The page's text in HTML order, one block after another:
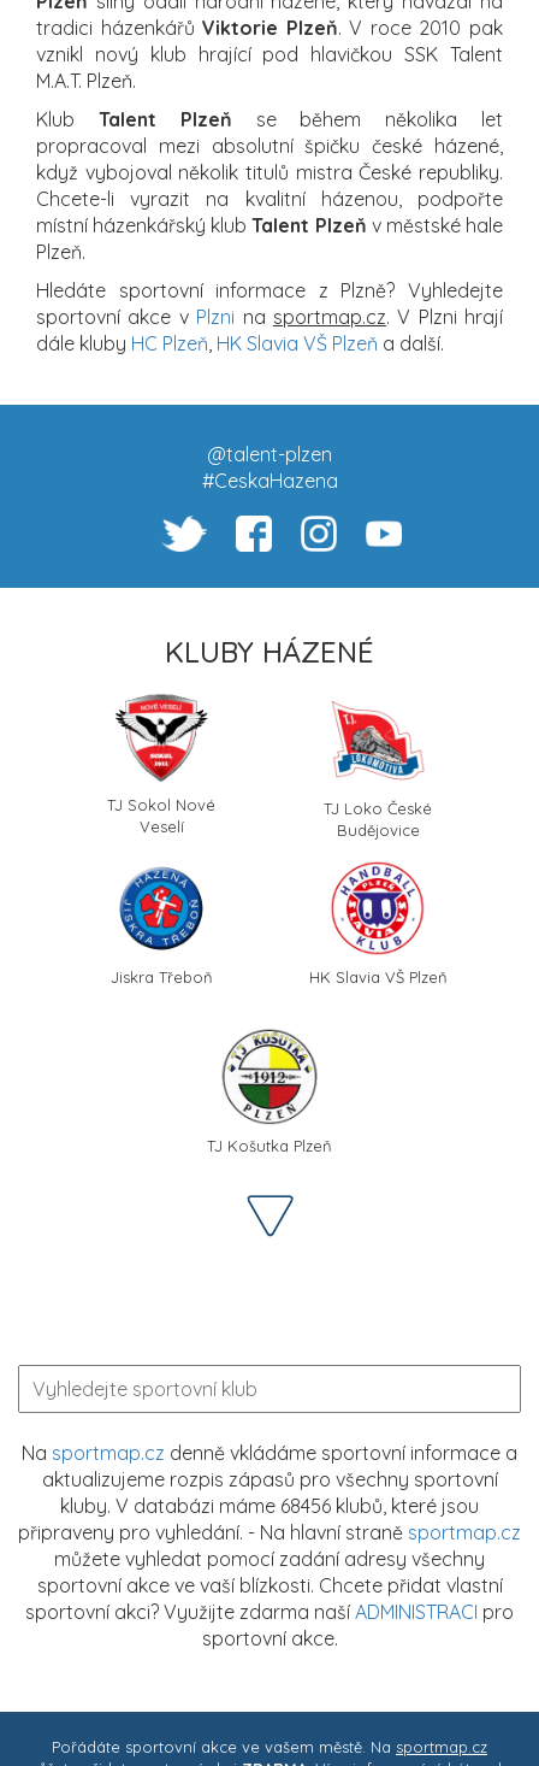
tradici házenkářůViktorie Plzeň. V roce 2010 pak
vznikl nový klub hrající pod hlavičkou SSK Talent
M.A.T. Plzeň.
Klub Talent Plzeň se během několika let
propracoval mezi absolutní špičku české házené,
když vybojoval několik titulů mistra České republiky.
Chcete-li vyrazit na kvalitní házenou, podpořte
místní házenkářský klubTalent Plzeň v městské hale
Plzeň.
Hledáte sportovní informace z Plzně? Vyhledejte
sportovní akce v Plzni na sportmap.cz. V Plzni hrají
dále kluby HC Plzeň HK Slavia VŠ Plzeň a další.
@talent-plzen
#CeskaHazena
KLUBY HÁZENÉ
TJ Sokol Nové
Veselí
TJ Loko České
Budějovice
Jiskra Třeboň HK Slavia VŠ Plzeň
TJ Košutka Plzeň
Na sportmap.cz denně vkládáme sportovní informace a
aktualizujeme rozpis zápasů pro všechny sportovní
kluby. V databázi máme 68456 klubů, které jsou
připraveny pro vyhledání. - Na hlavní straně sportmap.cz
můžete vyhledat pomocí zadání adresy všechny
sportovní akce ve vaší blízkosti. Chcete přidat vlastní
sportovní akci? Využijte zdarma naší ADMINISTRACI pro
sportovní akce.
Pořádáte sportovní akce ve vašem městě. Na sportmap.cz